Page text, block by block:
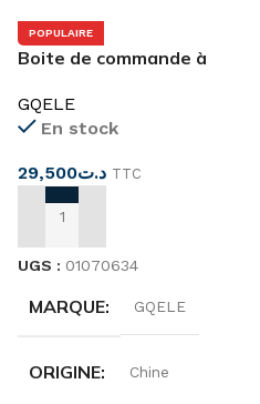
POPULAIRE
Boite de commande à
Marche/Arrêt
GQELE
En stock
د.ت29,500 TTC
AJOUTER AU PANIER
UGS : 01070634
MARQUE GQELE
ORIGINE Chine